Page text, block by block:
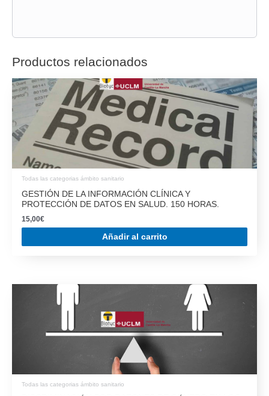
Todas las categorias ámbito sanitario
GESTIÓN DE LA INFORMACIÓN CLÍNICA Y
PROTECCIÓN DE DATOS EN SALUD. 150 HORAS.
15,00€
Añadir al carrito
DISCRIMINACIÓN POR RAZONES DE GÉNERO EN LOS
SERVICIOS DE SALUD. 150 HORAS.
Añadir al carrito